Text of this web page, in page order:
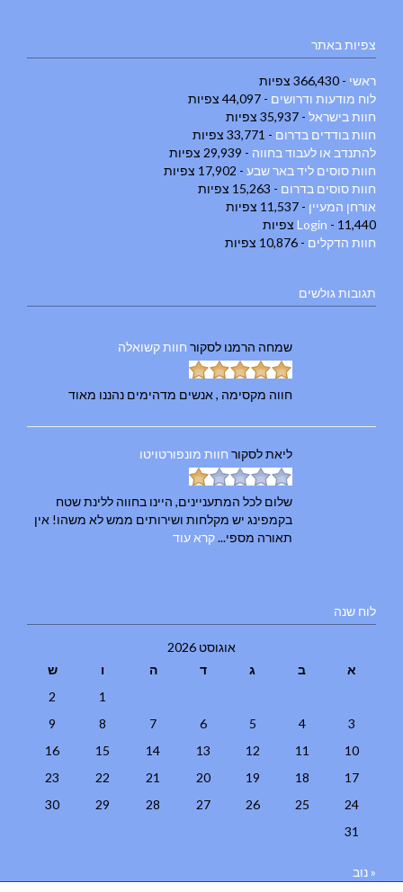
צפיות באתר
ראשי - 366,430 צפיות
לוח מודעות ודרושים - 44,097 צפיות
חוות בישראל - 35,937 צפיות
חוות בודדים בדרום - 33,771 צפיות
להתנדב או לעבוד בחווה - 29,939 צפיות
חוות סוסים ליד באר שבע - 17,902 צפיות
חוות סוסים בדרום - 15,263 צפיות
אורחן המעיין - 11,537 צפיות
Login - 11,440 צפיות
חוות הדקלים - 10,876 צפיות
תגובות גולשים
שמחה הרמנו לסקור חוות קשואלה
חווה מקסימה , אנשים מדהימים נהננו מאוד
ליאתלסקור חוות מונפורטויטו
שלום לכל המתעניינים, היינו בחווה ללינת שטח
בקמפינג יש מקלחות ושירותים ממש לא משהו! אין
תאורה מספי...קרא עוד
לוח שנה
אוגוסט 2026
א
ב ג ד ה ו
ש
1
2
3
4
5
6
7
8
9
10
11
12
13
14
15
16
17
18
19
20
21
22
23
24
25
26
27
28
29
30
31
« נוב